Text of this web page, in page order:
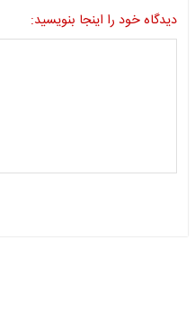
دیدگاه خود را اینجا بنویسید: